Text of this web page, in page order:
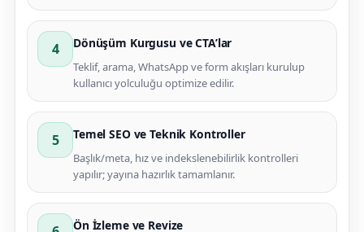
4 Dönüşüm Kurgusu ve CTA’lar
Teklif, arama, WhatsApp ve form akışları kurulup
kullanıcı yolculuğu optimize edilir.
5 Temel SEO ve Teknik Kontroller
Başlık/meta, hız ve indekslenebilirlik kontrolleri
yapılır; yayına hazırlık tamamlanır.
Ön İzleme ve Revize